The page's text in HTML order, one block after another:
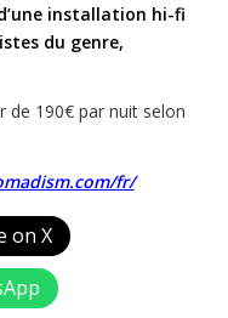
installation hi-fi
du genre,
de 190€ par nuit selon
fr/
on X